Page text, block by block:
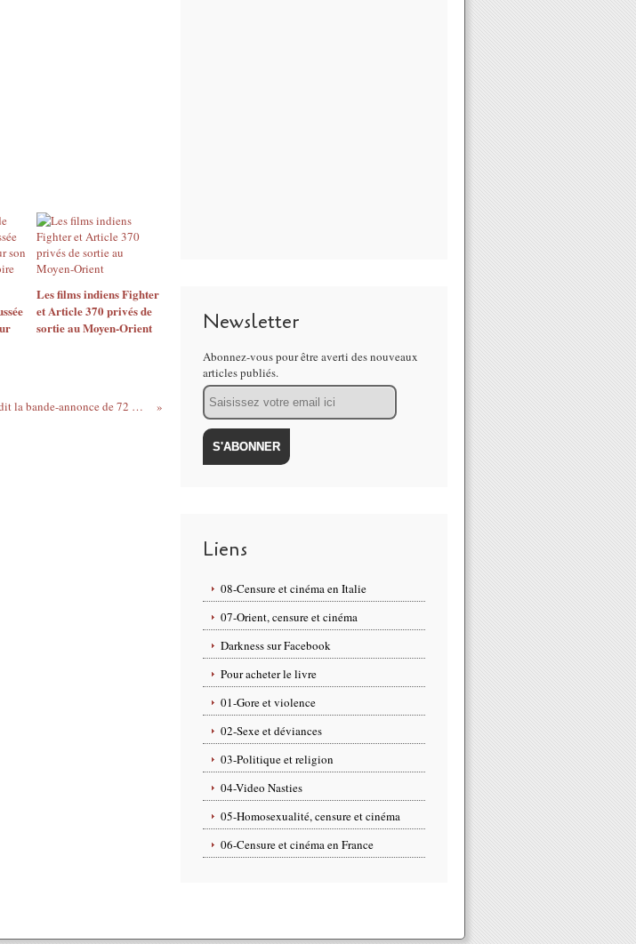
Les films indiens Fighter
et Article 370 privés de
sortie au Moyen-Orient
En Inde, le CBFC interdit la bande-annonce de 72 Hoorain mais autorise l'exploitation du film dans sa version intégrale le 7 juillet prochain
Newsletter
Abonnez-vous pour être averti des nouveaux
articles publiés.
Email
Liens
08-Censure et cinéma en Italie
07-Orient, censure et cinéma
Darkness sur Facebook
Pour acheter le livre
01-Gore et violence
02-Sexe et déviances
03-Politique et religion
04-Video Nasties
05-Homosexualité, censure et cinéma
06-Censure et cinéma en France